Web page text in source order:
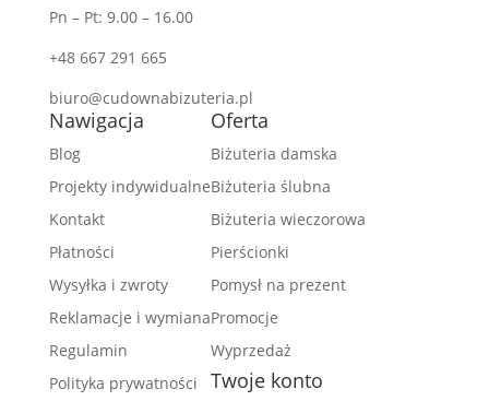
Pn – Pt: 9.00 – 16.00
+48 667 291 665
biuro@cudownabizuteria.pl
Nawigacja
Blog
Projekty indywidualne
Kontakt
Płatności
Wysyłka i zwroty
Reklamacje i wymiana
Regulamin
Polityka prywatności
Oferta
Biżuteria damska
Biżuteria ślubna
Biżuteria wieczorowa
Pierścionki
Pomysł na prezent
Promocje
Wyprzedaż
Twoje konto